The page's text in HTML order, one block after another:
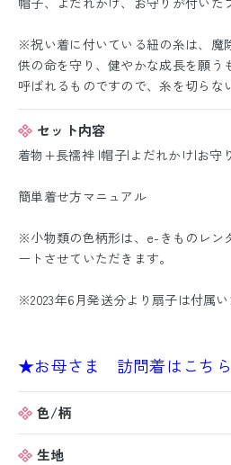
※祝い着に付いている紐の糸は、魔
供の命を守り、健やかな成長を願う
呼ばれるものですので、糸を切らな
セット内容
着物+長襦袢 |帽子|よだれかけ|お守り
簡単着せ方マニュアル
※小物類の色柄形は、e-きものレン
ートさせていただきます。
※2023年6月発送分より扇子は付属い
★お母さま 訪問着はこち
色/柄
生地